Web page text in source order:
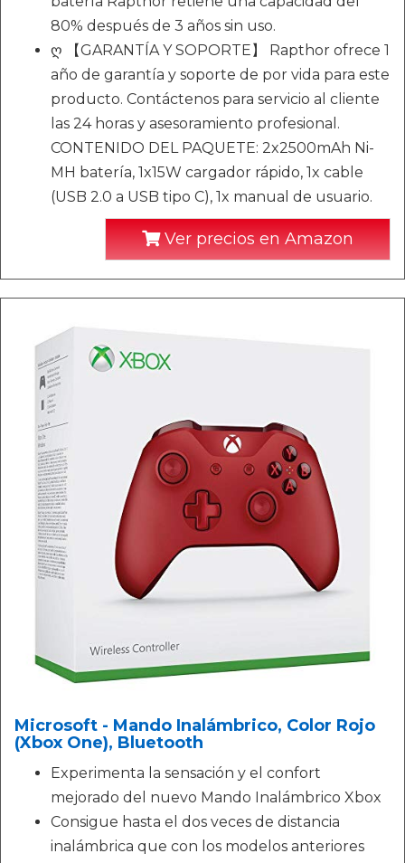
80% después de 3 años sin uso.
ღ 【GARANTÍA Y SOPORTE】 Rapthor ofrece 1
año de garantía y soporte de por vida para este
producto. Contáctenos para servicio al cliente
las 24 horas y asesoramiento profesional.
CONTENIDO DEL PAQUETE: 2x2500mAh Ni-
MH batería, 1x15W cargador rápido, 1x cable
(USB 2.0 a USB tipo C), 1x manual de usuario.
Ver precios en Amazon
Microsoft - Mando Inalámbrico, Color Rojo
(Xbox One), Bluetooth
Experimenta la sensación y el confort
mejorado del nuevo Mando Inalámbrico Xbox
Consigue hasta el dos veces de distancia
inalámbrica que con los modelos anteriores